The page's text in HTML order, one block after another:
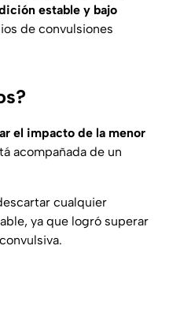
estable y bajo
de convulsiones
el impacto de la menor
acompañada de un
cualquier
ya que logró superar